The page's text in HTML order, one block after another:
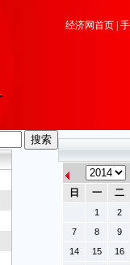
经济网首页
日 一 二
1 2
7
8 9
14
15 16